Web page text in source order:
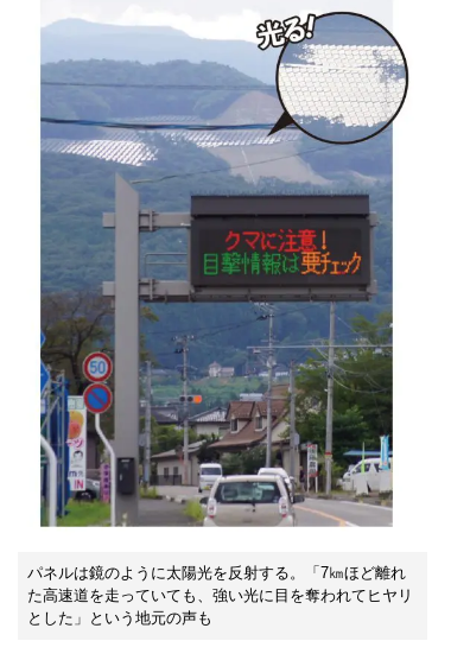
パネルは鏡のように太陽光を反射する。「7㎞ほど離れ
た高速道を走っていても、強い光に目を奪われてヒヤリ
とした」という地元の声も